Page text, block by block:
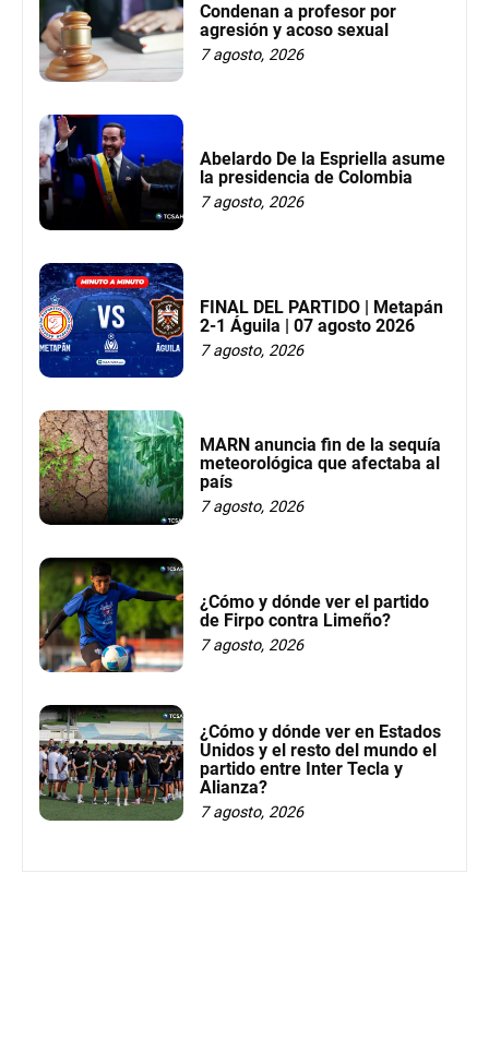
Condenan a profesor por
agresión y acoso sexual
7 agosto, 2026
Abelardo De la Espriella asume
la presidencia de Colombia
7 agosto, 2026
FINAL DEL PARTIDO | Metapán
2-1 Águila | 07 agosto 2026
7 agosto, 2026
MARN anuncia fin de la sequía
meteorológica que afectaba al
país
7 agosto, 2026
¿Cómo y dónde ver el partido
de Firpo contra Limeño?
7 agosto, 2026
¿Cómo y dónde ver en Estados
Unidos y el resto del mundo el
partido entre Inter Tecla y
Alianza?
7 agosto, 2026